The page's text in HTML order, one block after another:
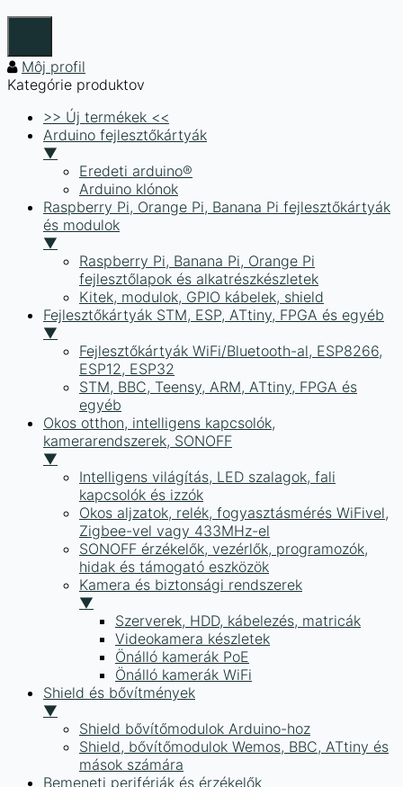
Môj profil
Kategórie produktov
>> Új termékek <<
Arduino fejlesztőkártyák
▼
Eredeti arduino®
Arduino klónok
Raspberry Pi, Orange Pi, Banana Pi fejlesztőkártyák
és modulok
▼
Raspberry Pi, Banana Pi, Orange Pi
fejlesztőlapok és alkatrészkészletek
Kitek, modulok, GPIO kábelek, shield
Fejlesztőkártyák STM, ESP, ATtiny, FPGA és egyéb
▼
Fejlesztőkártyák WiFi/Bluetooth-al, ESP8266,
ESP12, ESP32
STM, BBC, Teensy, ARM, ATtiny, FPGA és
egyéb
Okos otthon, intelligens kapcsolók,
kamerarendszerek, SONOFF
▼
Intelligens világítás, LED szalagok, fali
kapcsolók és izzók
Okos aljzatok, relék, fogyasztásmérés WiFivel,
Zigbee-vel vagy 433MHz-el
SONOFF érzékelők, vezérlők, programozók,
hidak és támogató eszközök
Kamera és biztonsági rendszerek
▼
Szerverek, HDD, kábelezés, matricák
Videokamera készletek
Önálló kamerák PoE
Önálló kamerák WiFi
Shield és bővítmények
▼
Shield bővítőmodulok Arduino-hoz
Shield, bővítőmodulok Wemos, BBC, ATtiny és
mások számára
Bemeneti perifériák és érzékelők